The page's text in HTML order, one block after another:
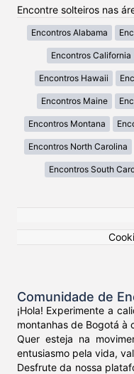
Encontre solteiros nas
Encontros Alabama
Encontros California
Encontros Hawaii
Encontros Maine
Encontros Montana
Encontros North Carolina
Encontros South
Comunidade de
¡Hola! Experimente a
montanhas de Bogotá à
Quer esteja na
entusiasmo pela vida,
Desfrute da nossa